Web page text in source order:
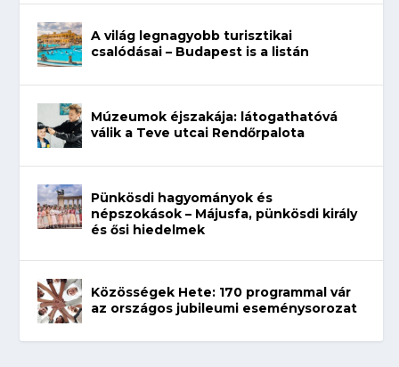
A világ legnagyobb turisztikai
csalódásai – Budapest is a listán
Múzeumok éjszakája: látogathatóvá
válik a Teve utcai Rendőrpalota
Pünkösdi hagyományok és
népszokások – Májusfa, pünkösdi király
és ősi hiedelmek
Közösségek Hete: 170 programmal vár
az országos jubileumi eseménysorozat